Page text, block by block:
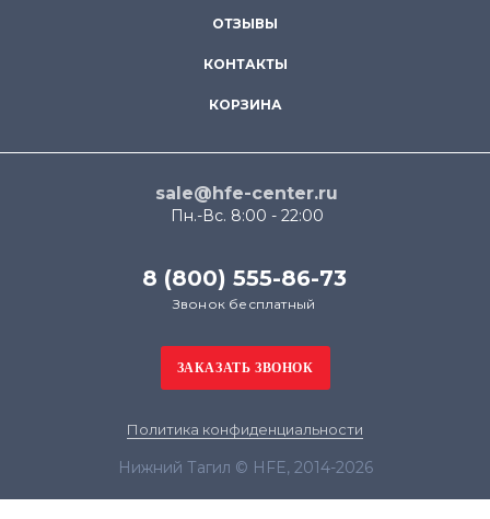
ОТЗЫВЫ
КОНТАКТЫ
КОРЗИНА
sale@hfe-center.ru
Пн.-Вс. 8:00 - 22:00
8 (800) 555-86-73
Звонок бесплатный
Политика конфиденциальности
Нижний Тагил © HFE, 2014-2026